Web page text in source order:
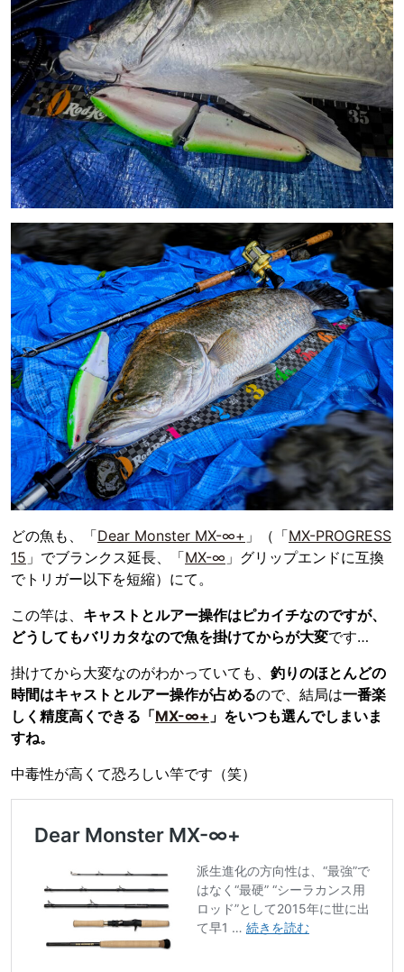
どの魚も、「Dear Monster MX-∞+ 」（「MX-PROGRESS
15 」でブランクス延長、「MX-∞ 」グリップエンドに互換
でトリガー以下を短縮）にて。
この竿は、 キャストとルアー操作はピカイチなのですが、
どうしてもバリカタなので魚を掛けてからが大変です…
掛けてから大変なのがわかっていても、 釣りのほとんどの
時間はキャストとルアー操作が占めるので、結局は一番楽
しく精度高くできる「MX-∞+ 」をいつも選んでしまいま
すね。
中毒性が高くて恐ろしい竿です（笑）